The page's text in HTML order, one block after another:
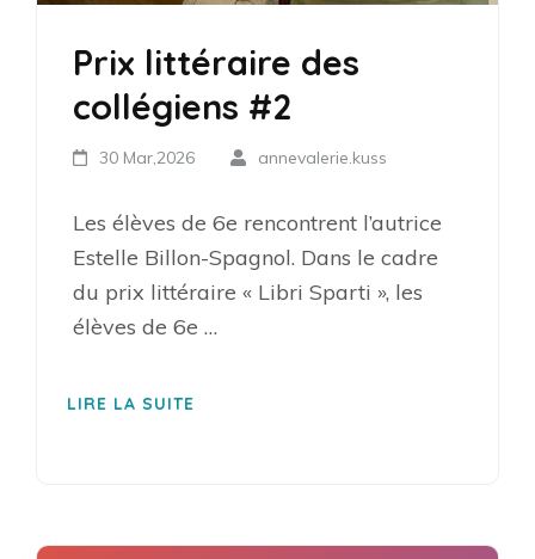
Prix littéraire des
collégiens #2
30 Mar,2026 annevalerie.kuss
Les élèves de 6e rencontrent l’autrice
Estelle Billon-Spagnol. Dans le cadre
du prix littéraire « Libri Sparti », les
élèves de 6e …
LIRE LA SUITE